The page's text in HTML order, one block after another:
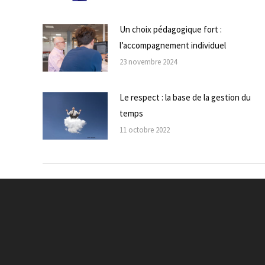
Un choix pédagogique fort :
l’accompagnement individuel
23 novembre 2024
Le respect : la base de la gestion du
temps
11 octobre 2022